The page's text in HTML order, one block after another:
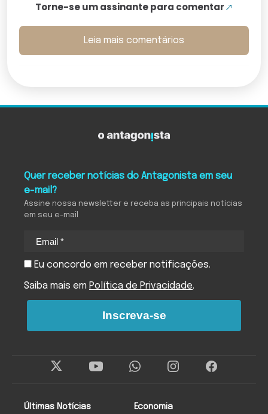
Torne-se um assinante para comentar
Leia mais comentários
Últimas Notícias Economia
Quer receber notícias do Antagonista em seu
e-mail?
Assine nossa newsletter e receba as principais notícias
em seu e-mail
Eu concordo em receber notificações.
Saiba mais em Política de Privacidade.
Inscreva-se